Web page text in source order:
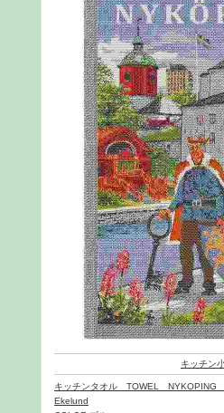
キッチン
キッチンタオル TOWEL NYKOPING
Ekelund